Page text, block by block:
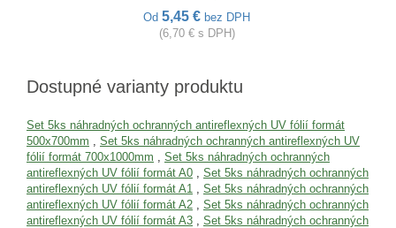
Od 5,45 € bez DPH
(6,70 € s DPH)
Dostupné varianty produktu
Set 5ks náhradných ochranných antireflexných UV fólií formát
500x700mm
Set 5ks náhradných ochranných antireflexných UV
fólií formát 700x1000mm
Set 5ks náhradných ochranných
antireflexných UV fólií formát A0
Set 5ks náhradných ochranných
antireflexných UV fólií formát A1
Set 5ks náhradných ochranných
antireflexných UV fólií formát A2
Set 5ks náhradných ochranných
antireflexných UV fólií formát A3
Set 5ks náhradných ochranných